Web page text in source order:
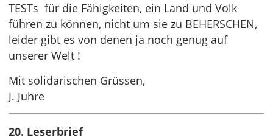
TESTs für die Fähigkeiten, ein Land und Volk
führen zu können, nicht um sie zu BEHERSCHEN,
leider gibt es von denen ja noch genug auf
unserer Welt !
Mit solidarischen Grüssen,
J. Juhre
20. Leserbrief